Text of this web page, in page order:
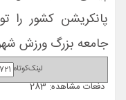
پانکریشن کشور را
جامعه بزرگ ورزش
لینک‌کوتاه
دفعات مشاهده: 283